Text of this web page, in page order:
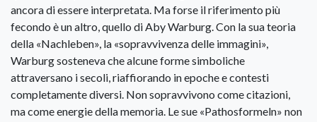
ancora di essere interpretata. Ma forse il riferimento più
fecondo è un altro, quello di Aby Warburg. Con la sua teoria
della «Nachleben», la «sopravvivenza delle immagini»,
Warburg sosteneva che alcune forme simboliche
attraversano i secoli, riaffiorando in epoche e contesti
completamente diversi. Non sopravvivono come citazioni,
ma come energie della memoria. Le sue «Pathosformeln» non